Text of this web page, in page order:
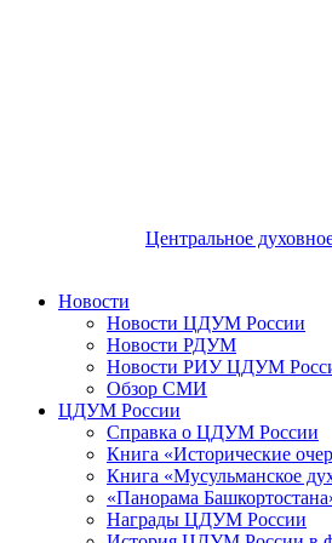
Центральное
Новости
Новости ЦДУМ России
Новости РДУМ
Новости РИУ ЦДУМ
Обзор СМИ
ЦДУМ России
Справка о ЦДУМ России
Книга «Исторические
Книга «Мусульманское
«Панорама
Награды ЦДУМ России